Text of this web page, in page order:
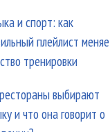
и спорт: как
плейлист
тренировки
выбирают
и что она говорит о